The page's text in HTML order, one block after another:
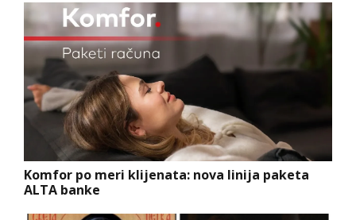
Komfor po meri klijenata: nova linija paketa
ALTA banke